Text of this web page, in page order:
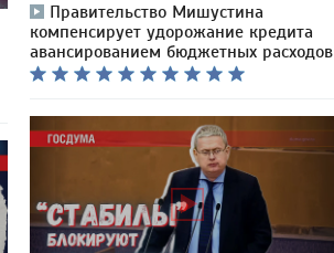
Правительство Мишустина
компенсирует удорожание кредита
авансированием бюджетных расходов